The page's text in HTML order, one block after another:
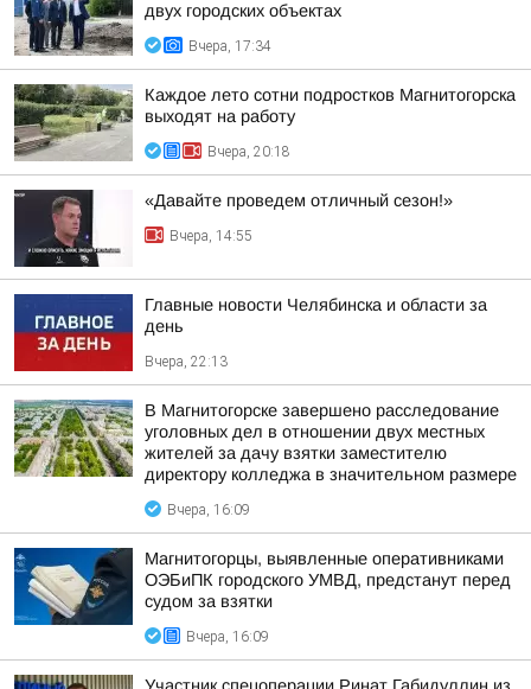
двух городских объектах
Вчера, 17:34
Каждое лето сотни подростков Магнитогорска
выходят на работу
Вчера, 20:18
«Давайте проведем отличный сезон!»
Вчера, 14:55
Главные новости Челябинска и области за
день
Вчера, 22:13
В Магнитогорске завершено расследование
уголовных дел в отношении двух местных
жителей за дачу взятки заместителю
директору колледжа в значительном размере
Вчера, 16:09
Магнитогорцы, выявленные оперативниками
ОЭБиПК городского УМВД, предстанут перед
судом за взятки
Вчера, 16:09